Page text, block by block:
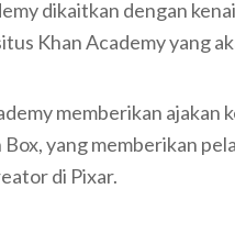
dikaitkan dengan
Khan Academy yang
memberikan ajakan
yang memberikan
di Pixar.